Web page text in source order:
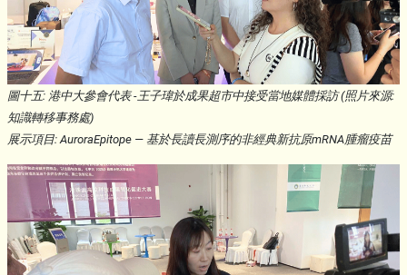
圖十五: 港中大參會代表 -王子瑋於成果超市中接受當地媒體採訪 (照片來源:
知識轉移事務處)
展示項目: AuroraEpitope — 基於長讀長測序的非經典新抗原mRNA腫瘤疫苗